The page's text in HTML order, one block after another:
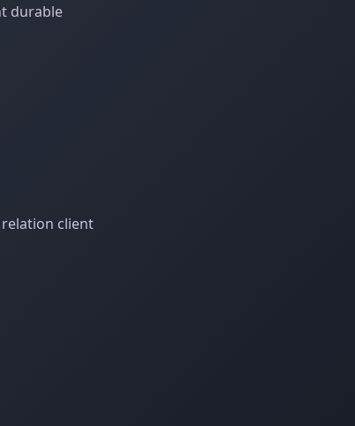
durable
relation client